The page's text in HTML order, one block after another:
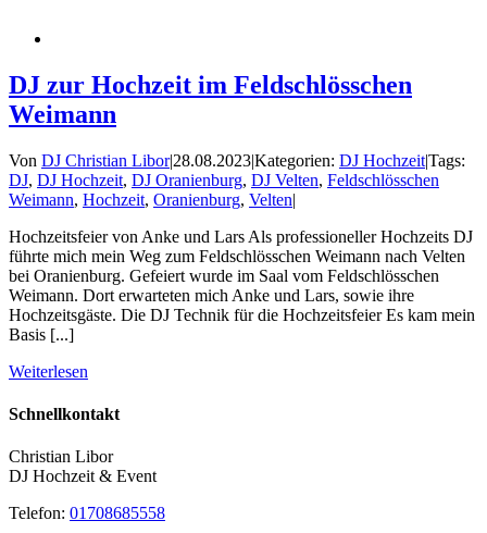
DJ zur Hochzeit im Feldschlösschen
Weimann
Von DJ Christian Libor|28.08.2023|Kategorien: DJ Hochzeit|Tags:
DJ, DJ Hochzeit, DJ Oranienburg, DJ Velten, Feldschlösschen
Weimann, Hochzeit, Oranienburg, Velten|
Hochzeitsfeier von Anke und Lars Als professioneller Hochzeits DJ
führte mich mein Weg zum Feldschlösschen Weimann nach Velten
bei Oranienburg. Gefeiert wurde im Saal vom Feldschlösschen
Weimann. Dort erwarteten mich Anke und Lars, sowie ihre
Hochzeitsgäste. Die DJ Technik für die Hochzeitsfeier Es kam mein
Basis [...]
Weiterlesen
Schnellkontakt
Christian Libor
DJ Hochzeit & Event
Telefon: 01708685558